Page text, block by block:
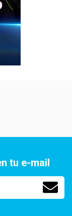
tu e-mail